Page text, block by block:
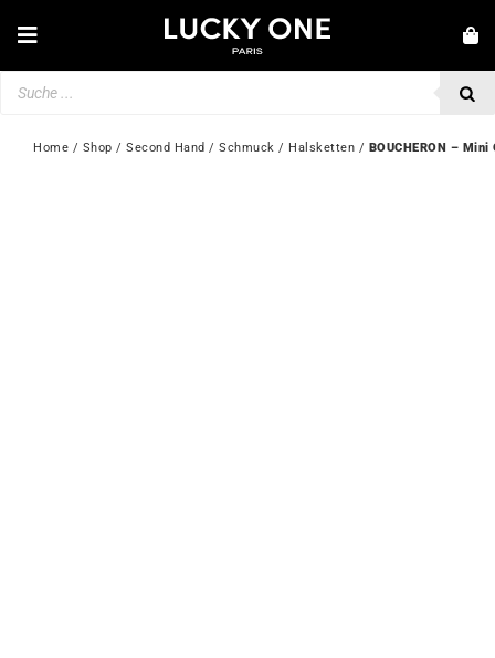
InhaltToggle
Navigation
Home / Shop / Second Hand / Schmuck / Halsketten / BOUCHERON –